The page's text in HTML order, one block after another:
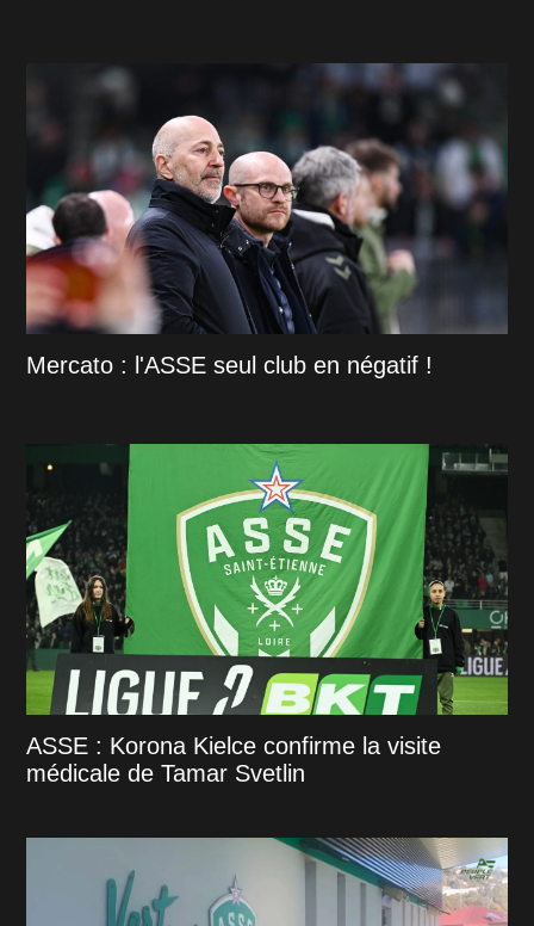
Mercato : l'ASSE seul club en négatif !
ASSE : Korona Kielce confirme la visite
médicale de Tamar Svetlin